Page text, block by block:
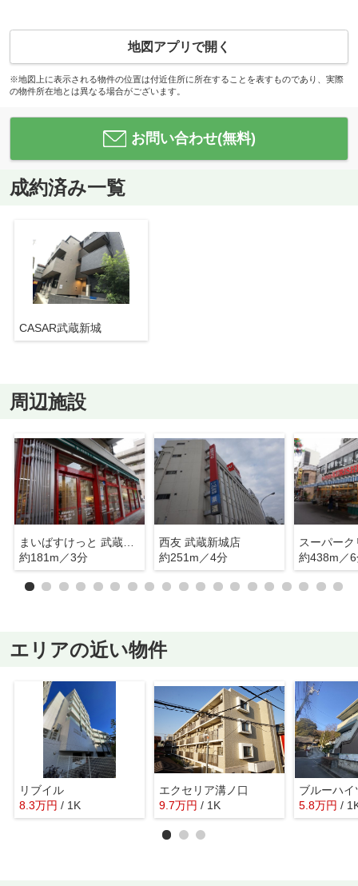
地図アプリで開く
※地図上に表示される物件の位置は付近住所に所在することを表すものであり、実際
の物件所在地とは異なる場合がございます。
お問い合わせ(無料)
成約済み一覧
CASAR武蔵新城
周辺施設
まいばすけっと 武蔵新城駅前店
約181m／3分
西友 武蔵新城店
約251m／4分
約438m／
エリアの近い物件
リブイル
8.3万円 / 1K
エクセリア溝ノ口
9.7万円 / 1K
ブルーハイ
5.8万円 /